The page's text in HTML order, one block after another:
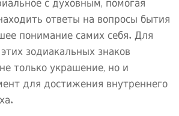
с духовным, помогая
ответы на вопросы бытия
понимание самих себя. Для
зодиакальных знаков
только украшение, но и
для достижения внутреннего